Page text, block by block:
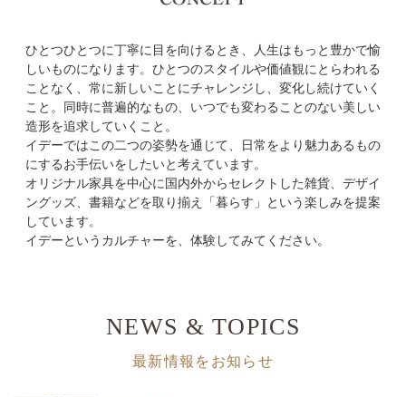
カテゴリ
サイズ
掲載雑誌
価格
円～ 円
新着
ひとつひとつに丁寧に目を向けるとき、人生はもっと豊かで愉
しいものになります。ひとつのスタイルや価値観にとらわれる
ことなく、常に新しいことにチャレンジし、変化し続けていく
こと。同時に普遍的なもの、いつでも変わることのない美しい
造形を追求していくこと。
イデーではこの二つの姿勢を通じて、日常をより魅力あるもの
にするお手伝いをしたいと考えています。
オリジナル家具を中心に国内外からセレクトした雑貨、デザイ
ングッズ、書籍などを取り揃え「暮らす」という楽しみを提案
しています。
イデーというカルチャーを、体験してみてください。
NEWS & TOPICS
最新情報をお知らせ